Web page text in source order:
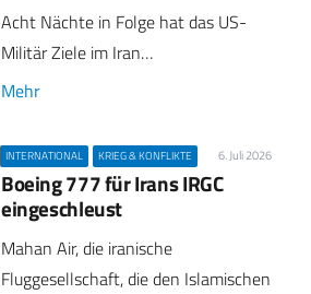
Acht Nächte in Folge hat das US-
Militär Ziele im Iran…
Mehr
INTERNATIONAL KRIEG & KONFLIKTE 6. Juli 2026
Boeing 777 für Irans IRGC
eingeschleust
Mahan Air, die iranische
Fluggesellschaft, die den Islamischen